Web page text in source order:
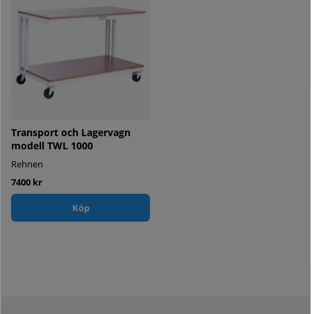
Transport och Lagervagn
modell TWL 1000
Rehnen
7400 kr
Köp